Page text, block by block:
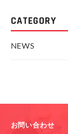
CATEGORY
NEWS
お問い合わせ